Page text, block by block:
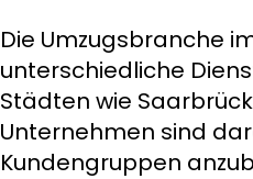
Die Umzugsbranche
unterschiedliche
Städten wie
Unternehmen sind
Kundengruppen